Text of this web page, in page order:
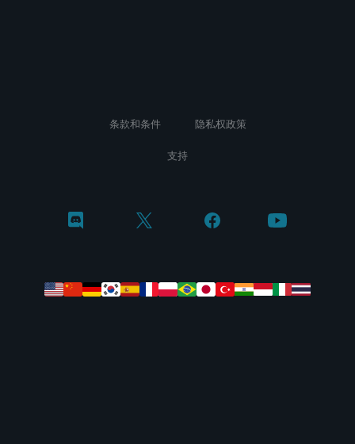
条款和条件 隐私权政策
支持